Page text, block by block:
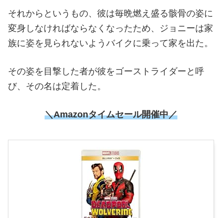
それからというもの、彼は毎晩燃え盛る骸骨の姿に
変身しなければならなくなったため、ジョニーは家
族に姿を見られないようバイクに乗って家を出た。
その姿を目撃した者が彼をゴーストライダーと呼
び、その名は定着した。
＼Amazonタイムセール開催中／